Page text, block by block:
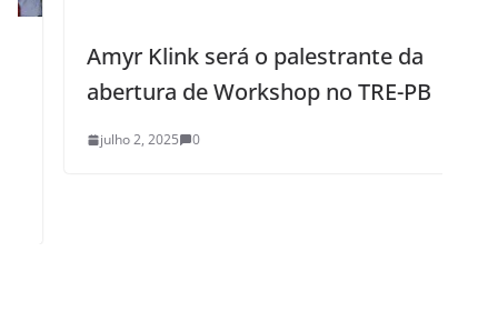
Amyr Klink será o palestrante da
abertura de Workshop no TRE-PB
julho 2, 2025 0